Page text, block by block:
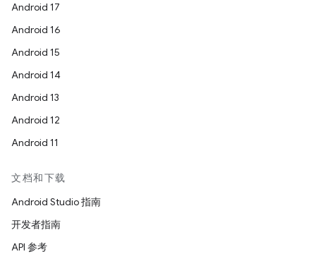
Android 17
Android 16
Android 15
Android 14
Android 13
Android 12
Android 11
文档和下载
Android Studio 指南
开发者指南
API 参考